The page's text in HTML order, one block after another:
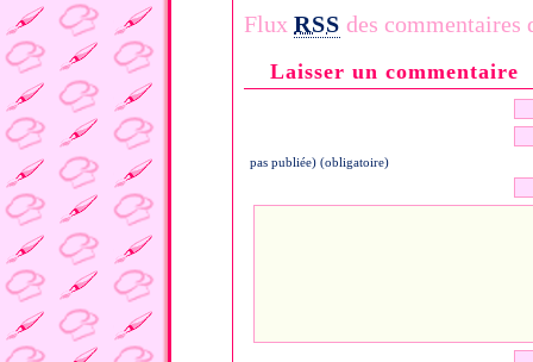
Flux RSS des commentaires
Laisser un commentaire
pas publiée) (obligatoire)